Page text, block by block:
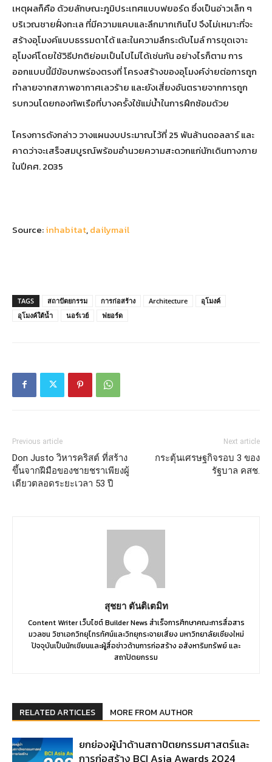
เหตุผลก็คือ ด้วยลักษณะภูมิประเทศแบบฟยอร์ด ซึ่งเป็นอ่าวเล็ก ๆ
บริเวณชายฝั่งทะเล ที่มีความแคบและลึกมากเกินไป จึงไม่เหมาะที่จะ
สร้างอุโมงค์แบบธรรมดาได้ และในความลึกระดับไมล์ การขุดเจาะ
อุโมงค์โดยใช้วิธีปกติย่อมเป็นไปไม่ได้เช่นกัน อย่างไรก็ตาม การ
ออกแบบนี้มีข้อบกพร่องตรงที่ โครงสร้างของอุโมงค์ง่ายต่อการถูก
ทำลายจากสภาพอากาศเลวร้าย และยังเสี่ยงอันตรายจากการถูก
รบกวนโดยกองทัพเรือที่บางครั้งใช้แม่น้ำในการฝึกซ้อมด้วย
โครงการดังกล่าว วางแผนงบประมาณไว้ที่ 25 พันล้านดอลลาร์ และ
คาดว่าจะเสร็จสมบูรณ์พร้อมอำนวยความสะดวกแก่นักเดินทางภาย
ในปีคศ. 2035
Source:inhabitat,dailymail
TAGS สถาปัตยกรรม การก่อสร้าง Architecture
อุโมงค์
อุโมงค์ใต้น้ำ
นอร์เวย์ ฟยอร์ด
Previous article
Don Justo วิหารคริสต์ ที่สร้าง
ขึ้นจากฝีมือของชายชราเพียงผู้
เดียวตลอดระยะเวลา 53 ปี
Next article
กระตุ้นเศรษฐกิจรอบ 3 ของ
รัฐบาล คสช.
สุชยา ตันติเตมิท
Content Writer เว็บไซต์ Builder News สำเร็จการศึกษาคณะการสื่อสาร
มวลชน วิชาเอกวิทยุโทรทัศน์และวิทยุกระจายเสียง มหาวิทยาลัยเชียงใหม่
ปัจจุบันเป็นนักเขียนและผู้สื่อข่าวด้านการก่อสร้าง อสังหาริมทรัพย์ และ
สถาปัตยกรรม
RELATED ARTICLES MORE FROM AUTHOR
ยกย่องผู้นำด้านสถาปัตยกรรมศาสตร์และ
การก่อสร้าง BCI Asia Awards 2024